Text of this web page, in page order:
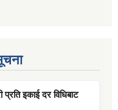
इकाई दर विधिबाट